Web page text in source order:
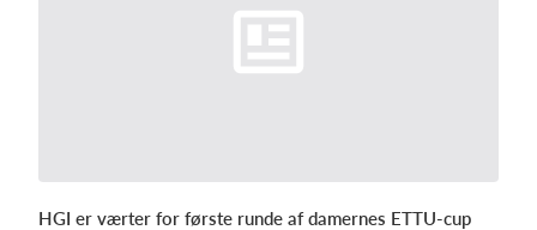
HGI er værter for første runde af damernes ETTU-cup